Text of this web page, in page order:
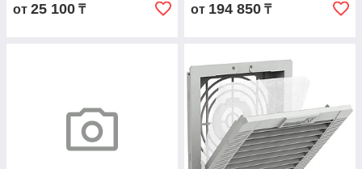
от 25 100 ₸ от 194 850 ₸